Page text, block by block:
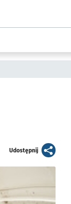
Udostępnijartykuł